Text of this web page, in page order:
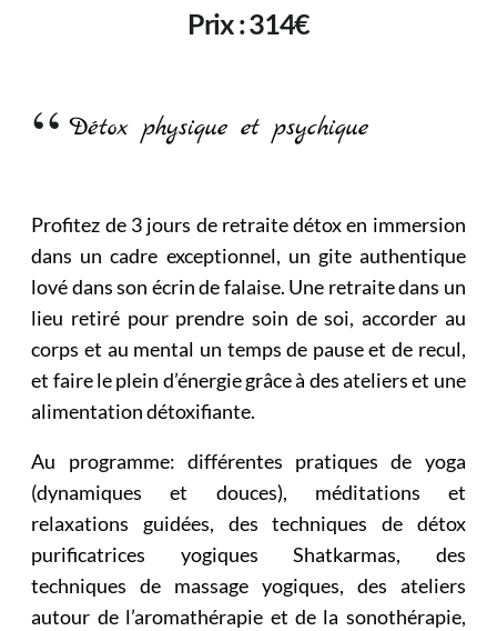
Prix : 314€
Détox physique et psychique
Profitez de 3 jours de retraite détox en immersion
dans un cadre exceptionnel, un gite authentique
lové dans son écrin de falaise. Une retraite dans un
lieu retiré pour prendre soin de soi, accorder au
corps et au mental un temps de pause et de recul,
et faire le plein d’énergie grâce à des ateliers et une
alimentation détoxifiante.
Au programme: différentes pratiques de yoga
(dynamiques et douces), méditations et
relaxations guidées, des techniques de détox
purificatrices yogiques Shatkarmas, des
techniques de massage yogiques, des ateliers
autour de l’aromathérapie et de la sonothérapie,